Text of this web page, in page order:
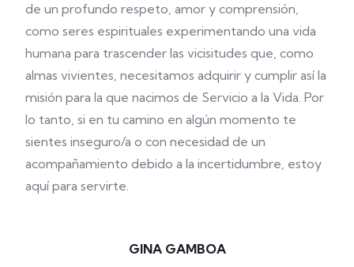
de un profundo respeto, amor y comprensión,
como seres espirituales experimentando una vida
humana para trascender las vicisitudes que, como
almas vivientes, necesitamos adquirir y cumplir así la
misión para la que nacimos de Servicio a la Vida. Por
lo tanto, si en tu camino en algún momento te
sientes inseguro/a o con necesidad de un
acompañamiento debido a la incertidumbre, estoy
aquí para servirte.
GINA GAMBOA